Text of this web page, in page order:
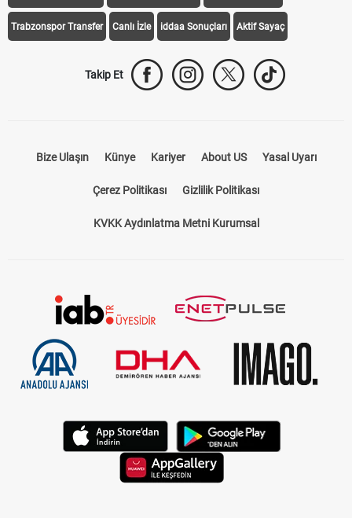
Trabzonspor Transfer Canlı İzle iddaa Sonuçları Aktif Sayaç
Takip Et
Bize Ulaşın Künye Kariyer About US Yasal Uyarı
Çerez Politikası Gizlilik Politikası
KVKK Aydınlatma Metni Kurumsal